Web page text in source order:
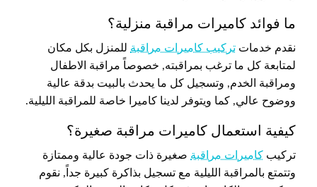
ما فوائد كاميرات مراقبة منزلية؟
نقدم خدمات تركيب كاميرات مراقبة للمنزل بكل مكان
لمتابعة كل ما ترغب بمراقبته, خصوصاً مراقبة الاطفال
ومراقبة الخدم, وتسجيل كل ما يحدث بالبيت بدقة عالية
ووضوح عالي, كما ويتوفر لدينا كاميرا خاصة للمراقبة الليلية.
كيفية استعمال كاميرات مراقبة صغيرة؟
تركيب كاميرات مراقبة صغيرة ذات جودة عالية وممتازة
وتتمتع بالمراقبة الليلية مع تسجيل بذاكرة كبيرة جداً, نقوم